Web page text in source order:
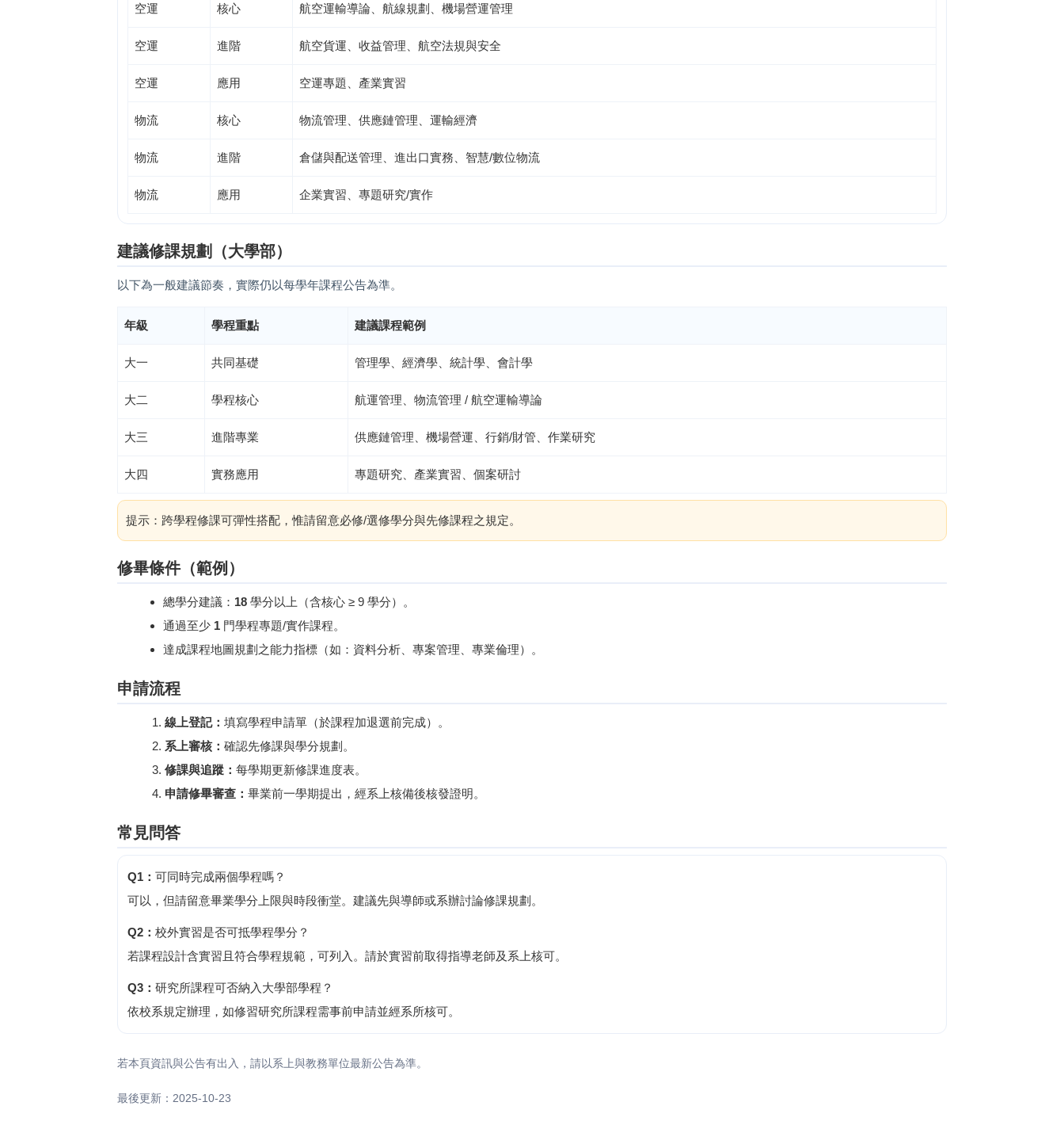
空運 核心 航空運輸導論、航線規劃、機場營運管理
空運 進階 航空貨運、收益管理、航空法規與安全
空運 應用 空運專題、產業實習
物流 核心 物流管理、供應鏈管理、運輸經濟
物流 進階 倉儲與配送管理、進出口實務、智慧/數位物流
物流 應用 企業實習、專題研究/實作
建議修課規劃（大學部）
以下為一般建議節奏，實際仍以每學年課程公告為準。
年級 學程重點 建議課程範例
大一 共同基礎 管理學、經濟學、統計學、會計學
大二 學程核心 航運管理、物流管理 / 航空運輸導論
大三 進階專業 供應鏈管理、機場營運、行銷/財管、作業研究
大四 實務應用 專題研究、產業實習、個案研討
提示：跨學程修課可彈性搭配，惟請留意必修/選修學分與先修課程之規定。
修畢條件（範例）
總學分建議： 18 學分以上（含核心 ≥ 9 學分）。
通過至少 1 門學程專題/實作課程。
達成課程地圖規劃之能力指標（如：資料分析、專案管理、專業倫理）。
申請流程
線上登記： 填寫學程申請單（於課程加退選前完成）。
系上審核： 確認先修課與學分規劃。
修課與追蹤： 每學期更新修課進度表。
申請修畢審查： 畢業前一學期提出，經系上核備後核發證明。
常見問答
Q1： 可同時完成兩個學程嗎？
可以，但請留意畢業學分上限與時段衝堂。建議先與導師或系辦討論修課規劃。
Q2： 校外實習是否可抵學程學分？
若課程設計含實習且符合學程規範，可列入。請於實習前取得指導老師及系上核可。
Q3： 研究所課程可否納入大學部學程？
依校系規定辦理，如修習研究所課程需事前申請並經系所核可。
若本頁資訊與公告有出入，請以系上與教務單位最新公告為準。
最後更新：2025-10-23